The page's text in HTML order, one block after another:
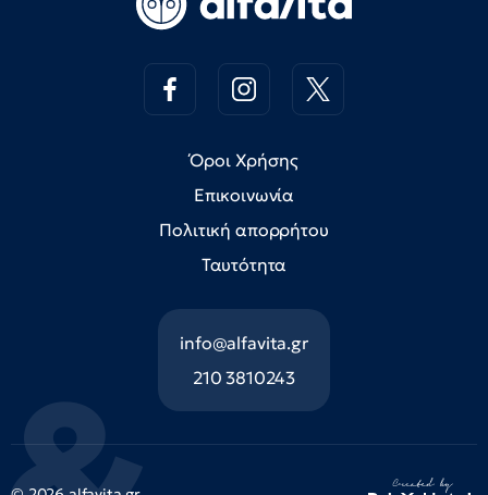
Όροι Χρήσης
Επικοινωνία
Πολιτική απορρήτου
Ταυτότητα
info@alfavita.gr
210 3810243